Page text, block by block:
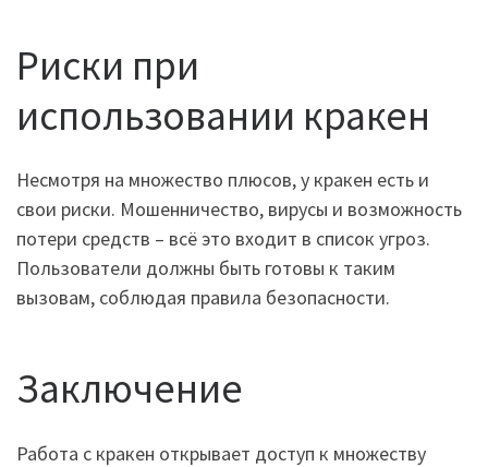
Риски при
использовании кракен
Несмотря на множество плюсов, у кракен есть и
свои риски. Мошенничество, вирусы и возможность
потери средств – всё это входит в список угроз.
Пользователи должны быть готовы к таким
вызовам, соблюдая правила безопасности.
Заключение
Работа с кракен открывает доступ к множеству